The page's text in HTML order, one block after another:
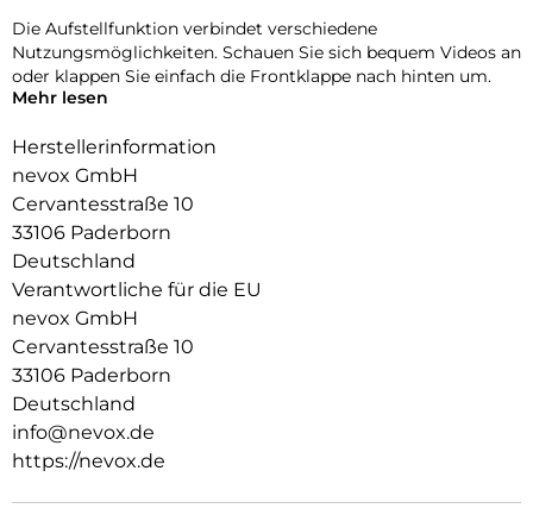
Die Aufstellfunktion verbindet verschiedene
Nutzungsmöglichkeiten. Schauen Sie sich bequem Videos an
oder klappen Sie einfach die Frontklappe nach hinten um.
Bedienung kinderleicht und die Schutzhülle öffnet sich nicht
ungewollt.
Beim Umklappen der Frontklappe wird diese ebenfalls durch
die Magneten auf der Rückseite fixiert,
somit ist ein bequemes Telefonieren und Bedienen
Mehr lesen
Herstellerinformation
nevox GmbH
Cervantesstraße 10
33106 Paderborn
Deutschland
Verantwortliche für die EU
nevox GmbH
Cervantesstraße 10
33106 Paderborn
Deutschland
info@nevox.de
https://nevox.de